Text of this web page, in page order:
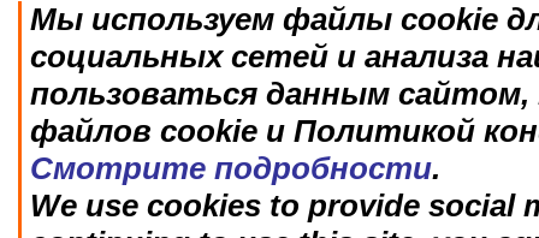
Мы используем файлы cookie
социальных сетей и анализа
пользоваться данным
файлов cookie и Политикой
Смотрите подробности.
We use cookies to provide social